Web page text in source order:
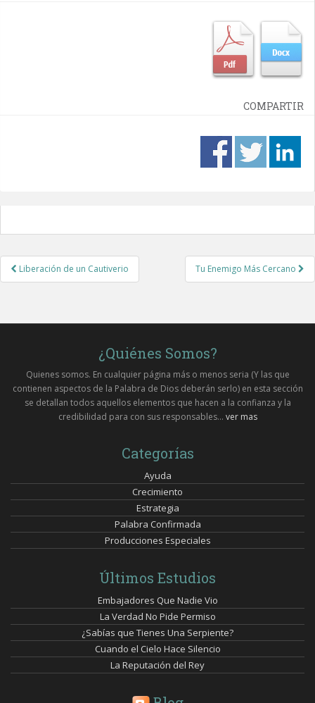
COMPARTIR
Post
navigation
Liberación de un Cautiverio Tu Enemigo Más Cercano
¿Quiénes Somos?
Quienes somos. En cualquier página más o menos seria (Y las que
contienen aspectos de la Palabra de Dios deberán serlo) en esta sección
se detallan todos aquellos elementos que hacen a la confianza y la
credibilidad para con sus responsables... ver mas
Categorías
Ayuda
Crecimiento
Estrategia
Palabra Confirmada
Producciones Especiales
Últimos Estudios
Embajadores Que Nadie Vio
La Verdad No Pide Permiso
¿Sabías que Tienes Una Serpiente?
Cuando el Cielo Hace Silencio
La Reputación del Rey